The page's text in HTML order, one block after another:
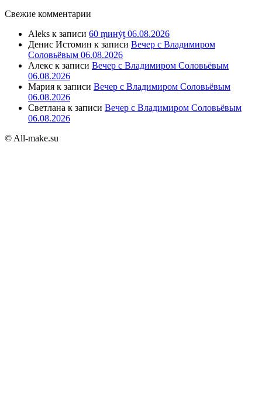
Свежие комментарии
Aleks к записи 60 ṃинẏƫ 06.08.2026
Денис Истомин к записи Вечер с Владимиром
Соловьёвым 06.08.2026
Алекс к записи Вечер с Владимиром Соловьёвым
06.08.2026
Мария к записи Вечер с Владимиром Соловьёвым
06.08.2026
Светлана к записи Вечер с Владимиром Соловьёвым
06.08.2026
© All-make.su